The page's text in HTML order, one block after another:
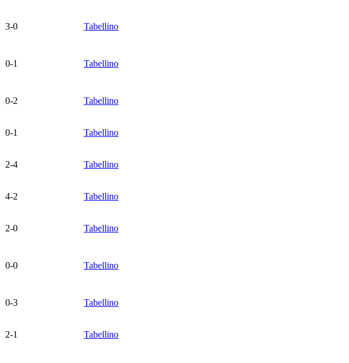
3-0 Tabellino
0-1 Tabellino
0-2 Tabellino
0-1 Tabellino
2-4 Tabellino
4-2 Tabellino
2-0 Tabellino
0-0 Tabellino
0-3 Tabellino
2-1 Tabellino